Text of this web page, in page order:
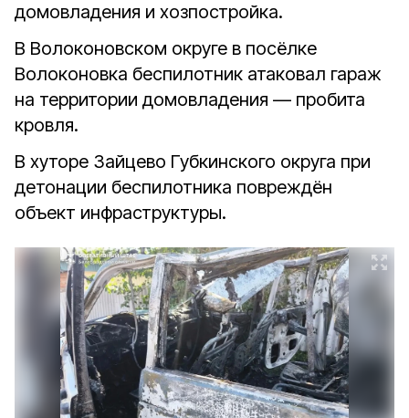
домовладения и хозпостройка.
В Волоконовском округе в посёлке
Волоконовка беспилотник атаковал гараж
на территории домовладения — пробита
кровля.
В хуторе Зайцево Губкинского округа при
детонации беспилотника повреждён
объект инфраструктуры.